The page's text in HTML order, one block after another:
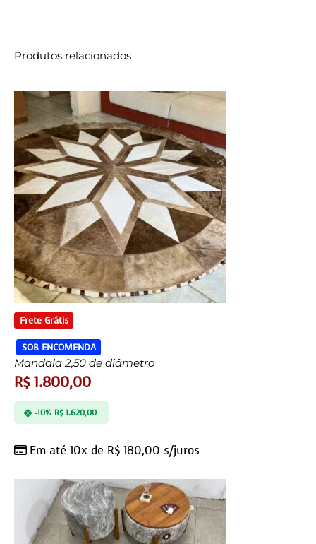
Produtos relacionados
Frete Grátis
SOB ENCOMENDA
Mandala 2,50 de diâmetro
R$1.800,00
Em até 10x de R$ 180,00 s/juros
-10% R$1.620,00